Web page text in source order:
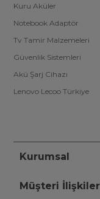
Kuru Aküler
Notebook Adaptör
Tv Tamir Malzemeleri
Güvenlik Sistemleri
Akü Şarj Cihazı
Lenovo Lecoo Türkiye
Kurumsal
Müşteri